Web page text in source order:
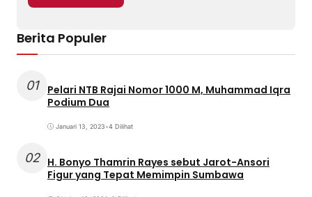
Berita Populer
01
Pelari NTB Rajai Nomor 1000 M, Muhammad Iqra
Podium Dua
Januari 13, 2023•4 Dilihat
02 H. Bonyo Thamrin Rayes sebut Jarot-Ansori
Figur yang Tepat Memimpin Sumbawa